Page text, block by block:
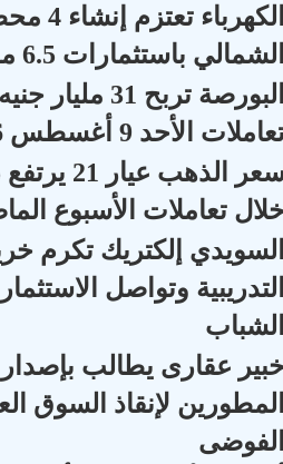
باستثمارات 6.5 مليار جنيه
البورصة تربح 31
الأحد 9 أغسطس 2026
تعاملات الأسبوع
إلكتريك تكرم
وتواصل
عقارى يطالب بإصدار
لإنقاذ السوق